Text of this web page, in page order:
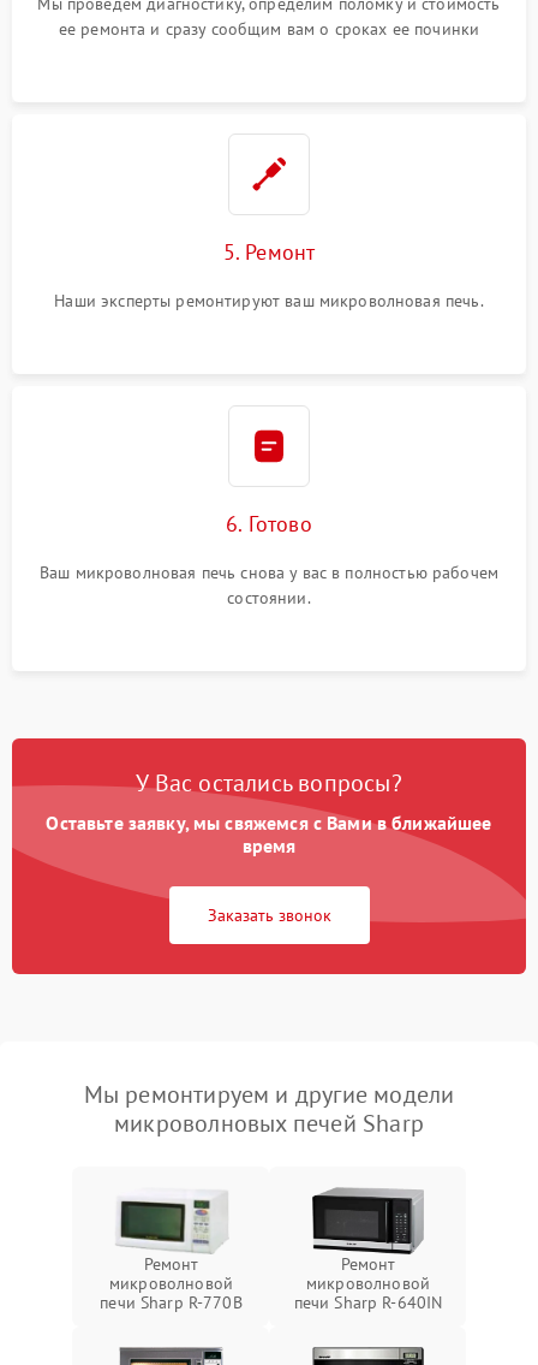
ее ремонта и сразу сообщим вам о сроках ее починки
5. Ремонт
Наши эксперты ремонтируют ваш микроволновая печь.
6. Готово
Ваш микроволновая печь снова у вас в полностью рабочем
состоянии.
У Вас остались вопросы?
Оставьте заявку, мы свяжемся с Вами в ближайшее
время
Заказать звонок
Мы ремонтируем и другие модели
микроволновых печей Sharp
Ремонт
микроволновой
печи Sharp R-770B
Ремонт
микроволновой
печи Sharp R-640IN